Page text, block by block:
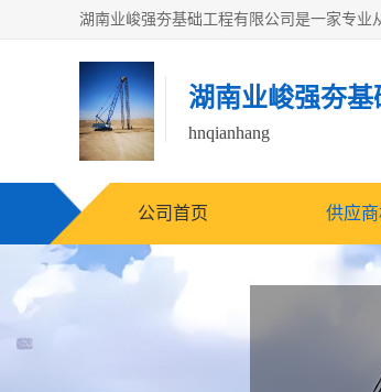
湖南业峻强夯基
hnqianhang
公司首页 供应